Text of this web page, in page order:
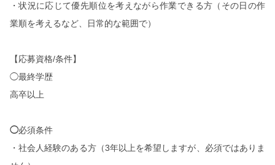
・状況に応じて優先順位を考えながら作業できる方（その日の作
業順を考えるなど、日常的な範囲で）
【応募資格/条件】
◯最終学歴
高卒以上
◯必須条件
・社会人経験のある方（3年以上を希望しますが、必須ではありま